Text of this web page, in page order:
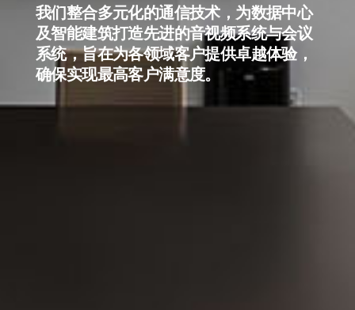
我们整合多元化的通信技术，为数据中心
及智能建筑打造先进的音视频系统与会议
系统，旨在为各领域客户提供卓越体验，
确保实现最高客户满意度。